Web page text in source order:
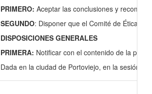
PRIMERO: Aceptar las conclusiones y
SEGUNDO: Disponer que el Comité de Ética
DISPOSICIONES GENERALES
PRIMERA: Notificar con el contenido de la
Dada en la ciudad de Portoviejo, en la sesión